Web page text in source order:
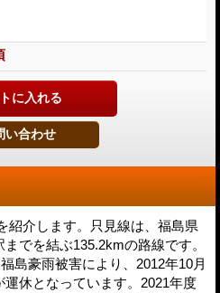
紹介します。只見線は、福島県
でを結ぶ135.2kmの路線です。
島豪雨被害により、2012年10月
休となっています。2021年度